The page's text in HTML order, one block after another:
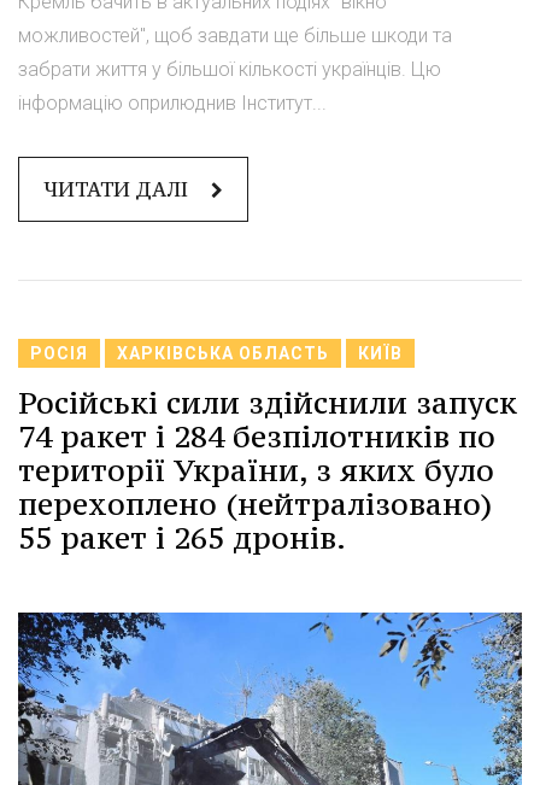
можливостей", щоб завдати ще більше шкоди та
забрати життя у більшої кількості українців. Цю
інформацію оприлюднив Інститут...
ЧИТАТИ ДАЛІ
РОСІЯ ХАРКІВСЬКА ОБЛАСТЬ КИЇВ
Російські сили здійснили запуск
74 ракет і 284 безпілотників по
території України, з яких було
перехоплено (нейтралізовано)
55 ракет і 265 дронів.